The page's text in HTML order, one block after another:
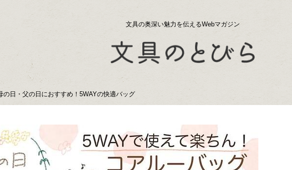
文具の奥深い魅力を伝えるWebマガジン
の日・父の日におすすめ！5WAYの快適バッグ